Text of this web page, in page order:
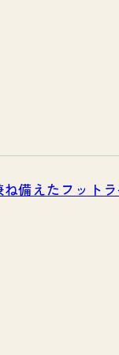
備えたフットラ